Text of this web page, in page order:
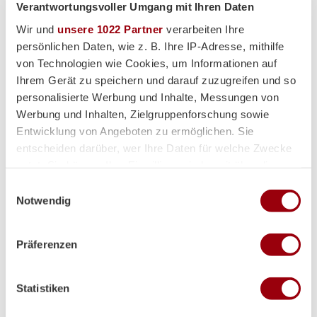
Verantwortungsvoller Umgang mit Ihren Daten
Wir und unsere 1022 Partner verarbeiten Ihre
persönlichen Daten, wie z. B. Ihre IP-Adresse, mithilfe
von Technologien wie Cookies, um Informationen auf
Ihrem Gerät zu speichern und darauf zuzugreifen und so
personalisierte Werbung und Inhalte, Messungen von
Werbung und Inhalten, Zielgruppenforschung sowie
Entwicklung von Angeboten zu ermöglichen. Sie
entscheiden darüber, wer Ihre Daten für welche Zwecke
Trigger Symbol ändern oder widerrufen
Informationen über Ihre geografische Lage erfassen,
Ihr Gerät durch aktives Scannen nach bestimmten
Merkmalen (Fingerprinting) identifizieren
Notwendig
Präferenzen
Statistiken